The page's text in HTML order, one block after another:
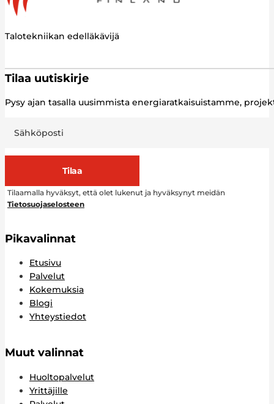
Talotekniikan edelläkävijä
Tilaa uutiskirje
Pysy ajan tasalla uusimmista energiaratkaisuistamme,
Tilaa
Tilaamalla hyväksyt, että olet lukenut ja hyväksynyt meidän
Tietosuojaselosteen
Pikavalinnat
Etusivu
Palvelut
Kokemuksia
Blogi
Yhteystiedot
Muut valinnat
Huoltopalvelut
Yrittäjille